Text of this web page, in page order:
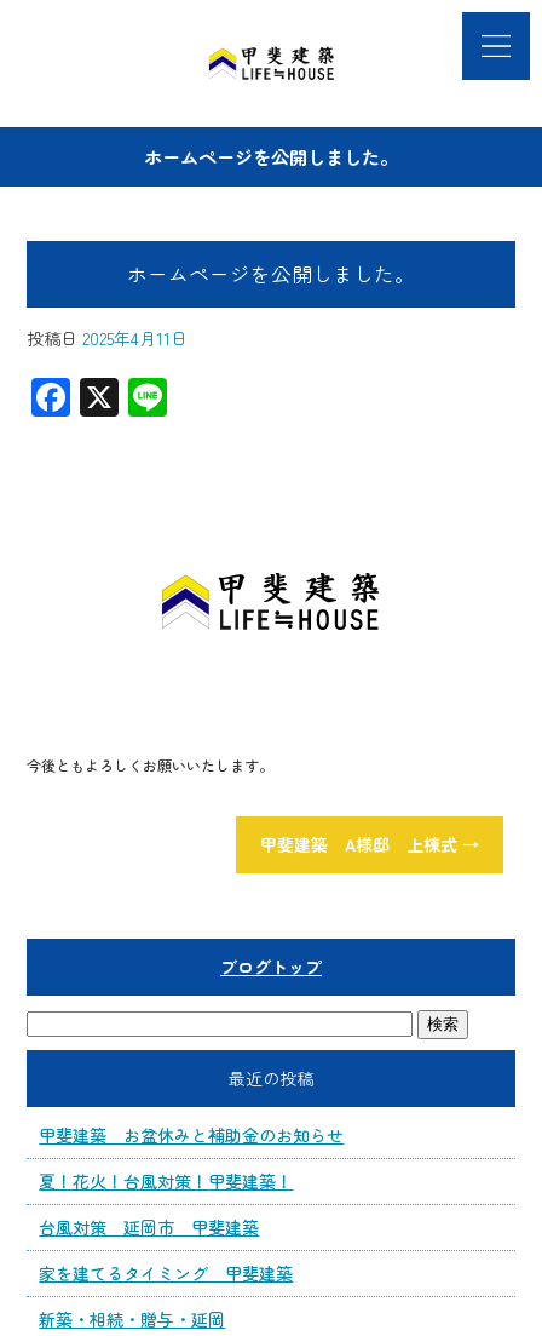
ホームページを公開しました。
ホームページを公開しました。
投稿日 2025年4月11日
F
ac
X
今後ともよろしくお願いいたします。
甲斐建築 A様邸 上棟式 →
ブログトップ
最近の投稿
甲斐建築 お盆休みと補助金のお知らせ
夏！花火！台風対策！甲斐建築！
台風対策 延岡市 甲斐建築
家を建てるタイミング 甲斐建築
新築・相続・贈与・延岡